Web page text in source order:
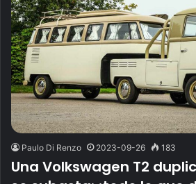
Paulo Di Renzo 2023-09-26 183
Una Volkswagen T2